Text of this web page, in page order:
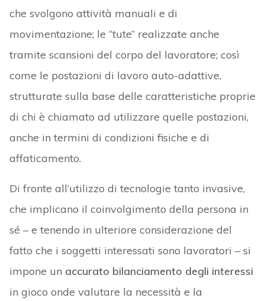
che svolgono attività manuali e di
movimentazione; le “tute” realizzate anche
tramite scansioni del corpo del lavoratore; così
come le postazioni di lavoro auto-adattive,
strutturate sulla base delle caratteristiche proprie
di chi è chiamato ad utilizzare quelle postazioni,
anche in termini di condizioni fisiche e di
affaticamento.
Di fronte all’utilizzo di tecnologie tanto invasive,
che implicano il coinvolgimento della persona in
sé – e tenendo in ulteriore considerazione del
fatto che i soggetti interessati sono lavoratori – si
impone un accurato bilanciamento degli interessi
in gioco onde valutare la necessità e la